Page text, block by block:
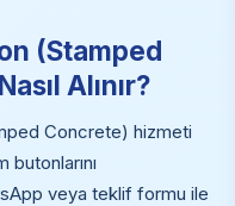
(Stamped
Alınır?
Concrete) hizmeti
veya teklif formu ile